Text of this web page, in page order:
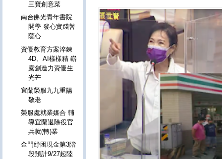
三寶創意菜
南台佛光青年書院
開學 發心實踐菩
薩心
資優教育方案淬鍊
4D、AI樣樣精 嶄
露創造力資優生
光芒
宜蘭榮服九九重陽
敬老
榮服處就業媒合 輔
導宜蘭退除役官
兵就(轉)業
金門紓困現金第3階
段預計9/27起陸